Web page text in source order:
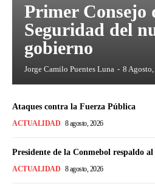
Primer Consejo
Seguridad del
gobierno
Jorge Camilo Puentes Luna - 8
Ataques contra la Fuerza Pública
ACTUALIDAD 8 agosto, 2026
Presidente de la Conmebol respaldo
ACTUALIDAD 8 agosto, 2026